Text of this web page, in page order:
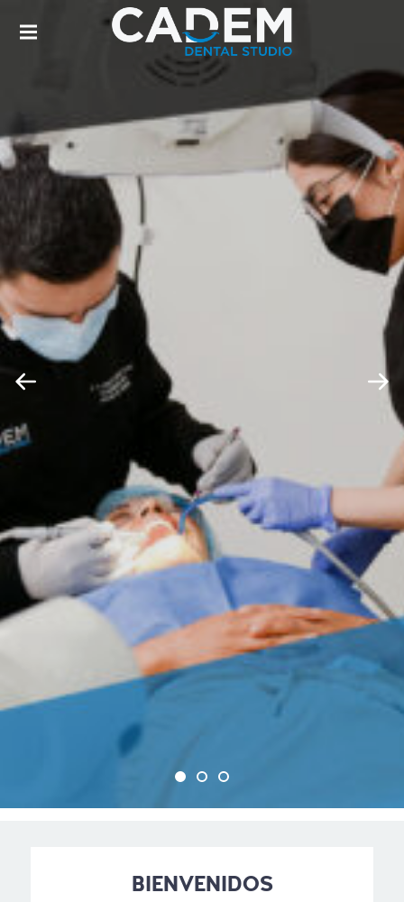
CADEM DENTAL |
DENTISTA EN LOS
DENTISTA EN LOS MOCHIS. DISEÑO DE
SONRISA, INVISALIGN, BRACKETS
TRANSPARENTES, PERIODONCIA,
ENDODONCIA, LIMPIEZA DENTAL,
BLANQUEAMIENTO DENTAL.
BIENVENIDOS